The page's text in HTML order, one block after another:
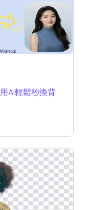
AI輕鬆秒換背